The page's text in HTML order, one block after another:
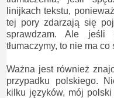
linijkach tekstu,
tej pory zdarzają się
sprawdzam. Ale
tłumaczymy, to nie ma
Ważna jest również
przypadku polskiego.
kilku języków, mój